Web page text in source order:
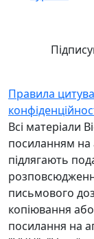
Правила
Всі матеріали
посиланням на
підлягають
письмового
копіювання
посилання на